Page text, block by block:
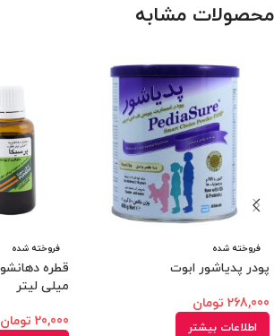
محصولات مشابه
فروخته شده
پودر پدیاشور ابوت
268,000 تومان
اطلاعات بیشتر
فروخته شده
میلی لیتر
20,000 تومان